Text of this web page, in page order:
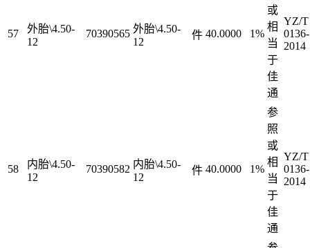
57
外胎\4.50-
12
70390565 外胎\4.50-
12
件 40.0000 1%
或
相
当
于
佳
通
YZ/T
0136-
2014
58
内胎\4.50-
12
70390582 内胎\4.50-
12
件 40.0000 1%
参
照
或
相
当
于
佳
通
YZ/T
0136-
2014